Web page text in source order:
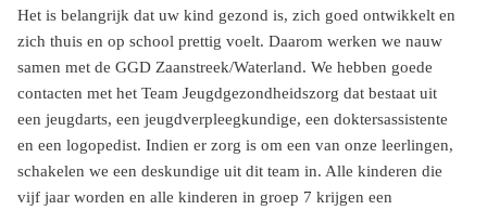
Het is belangrijk dat uw kind gezond is, zich goed ontwikkelt en
zich thuis en op school prettig voelt. Daarom werken we nauw
samen met de GGD Zaanstreek/Waterland. We hebben goede
contacten met het Team Jeugdgezondheidszorg dat bestaat uit
een jeugdarts, een jeugdverpleegkundige, een doktersassistente
en een logopedist. Indien er zorg is om een van onze leerlingen,
schakelen we een deskundige uit dit team in. Alle kinderen die
vijf jaar worden en alle kinderen in groep 7 krijgen een